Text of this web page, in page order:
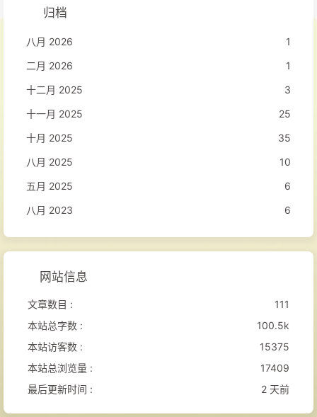
归档
八月 2026
1
二月 2026
1
十二月 2025
3
十一月 2025
25
十月 2025
35
八月 2025
10
五月 2025
6
八月 2023
6
网站信息
文章数目 :
111
本站总字数 :
100.5k
本站访客数 :
15375
本站总浏览量 :
17409
最后更新时间 :
2 天前